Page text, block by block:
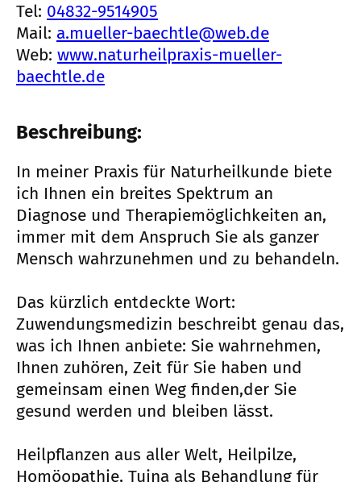
Tel: 04832-9514905
Mail: a.mueller-baechtle@web.de
Web: www.naturheilpraxis-mueller-
baechtle.de
Beschreibung:
In meiner Praxis für Naturheilkunde biete
ich Ihnen ein breites Spektrum an
Diagnose und Therapiemöglichkeiten an,
immer mit dem Anspruch Sie als ganzer
Mensch wahrzunehmen und zu behandeln.
Das kürzlich entdeckte Wort:
Zuwendungsmedizin beschreibt genau das,
was ich Ihnen anbiete: Sie wahrnehmen,
Ihnen zuhören, Zeit für Sie haben und
gemeinsam einen Weg finden,der Sie
gesund werden und bleiben lässt.
Heilpflanzen aus aller Welt, Heilpilze,
Homöopathie, Tuina als Behandlung für